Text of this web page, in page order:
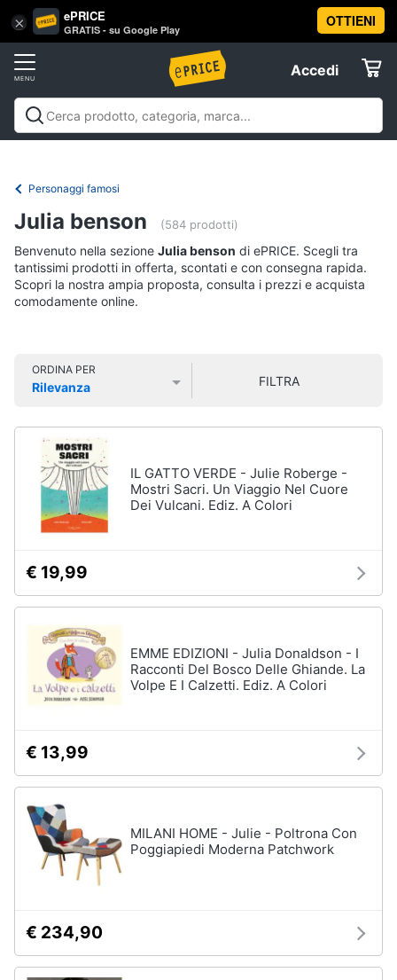
× ePRICE
GRATIS - su Google Play
OTTIENI
Accedi
Accedi
Registrati
Offerte
Informatica
Telefonia
Tv
Cinema
home
Videogiochi
Audio
Clima
Arredo
Brico
Giardinaggio
Salute
e
igiene
Beauty
Giocattoli
Prima
Vai
al
Libri,
cd
e
Libri
Religione
Spiritualità
Attualità,
politica
e
Cucina
Design
Architettura
Dvd
Ray
Musica
Classica
Walt
disney
film
DVD
Personaggi famosi
Julia benson (584 prodotti)
Benvenuto nella sezione Julia benson di ePRICE. Scegli tra
tantissimi prodotti in offerta, scontati e con consegna rapida.
Scopri la nostra ampia proposta, consulta i prezzi e acquista
comodamente online.
ORDINA PER
Rilevanza
FILTRA
IL GATTO VERDE - Julie Roberge -
Mostri Sacri. Un Viaggio Nel Cuore
Dei Vulcani. Ediz. A Colori
€ 19,99
EMME EDIZIONI - Julia Donaldson - I
Racconti Del Bosco Delle Ghiande. La
Volpe E I Calzetti. Ediz. A Colori
€ 13,99
MILANI HOME - Julie - Poltrona Con
Poggiapiedi Moderna Patchwork
€ 234,90